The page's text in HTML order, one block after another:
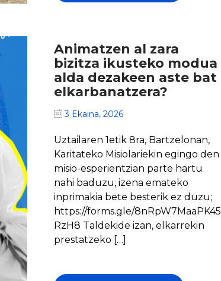
Animatzen al zara
bizitza ikusteko modua
alda dezakeen aste bat
elkarbanatzera?
3 Ekaina, 2026
Uztailaren 1etik 8ra, Bartzelonan,
Karitateko Misiolariekin egingo den
misio-esperientzian parte hartu
nahi baduzu, izena emateko
inprimakia bete besterik ez duzu;
https://forms.gle/8nRpW7MaaPK45
RzH8 Taldekide izan, elkarrekin
prestatzeko […]